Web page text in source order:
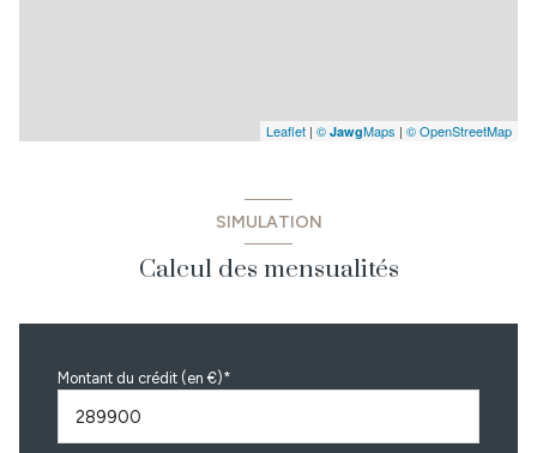
Leaflet | © JawgMaps | © OpenStreetMap
SIMULATION
Calcul des mensualités
Montant du crédit (en €)*